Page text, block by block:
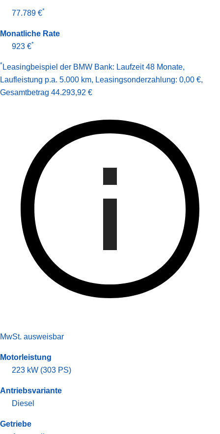
77.789 €*
Monatliche Rate
923 €*
* Leasingbeispiel der BMW Bank: Laufzeit 48 Monate,
Laufleistung p.a. 5.000 km, Leasingsonderzahlung: 0,00 €,
Gesamt­betrag 44.293,92 €
MwSt. ausweisbar
Motorleistung
223 kW (303 PS)
Antriebsvariante
Diesel
Getriebe